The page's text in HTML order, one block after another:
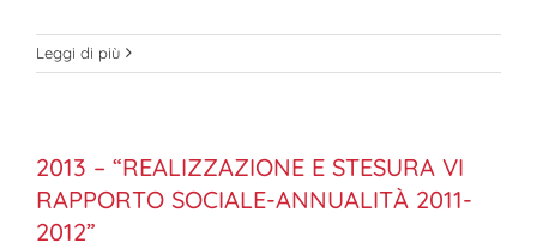
Leggi di più
2013 – “REALIZZAZIONE E STESURA VI
RAPPORTO SOCIALE-ANNUALITÀ 2011-
2012”